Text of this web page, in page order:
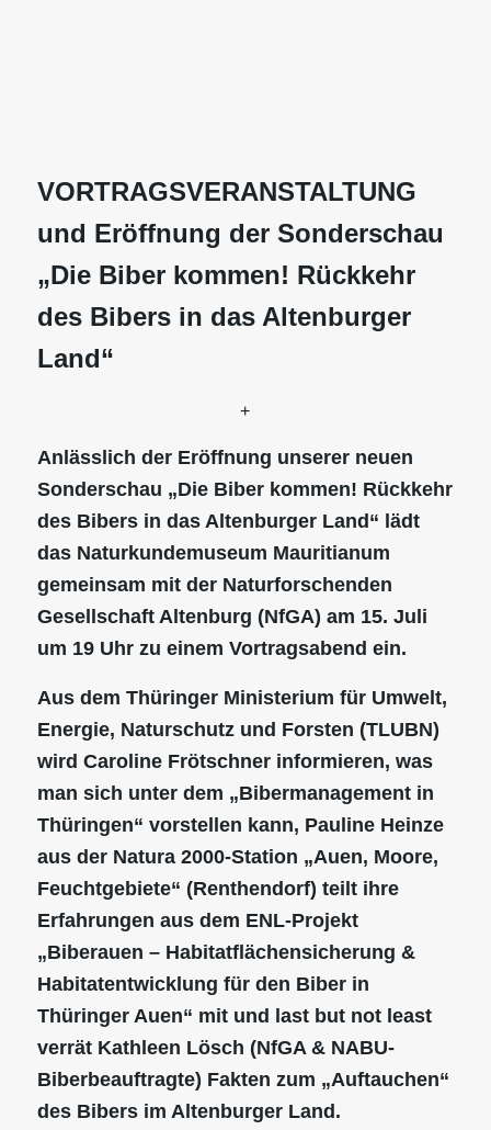
VORTRAGSVERANSTALTUNG
und Eröffnung der Sonderschau
„Die Biber kommen! Rückkehr
des Bibers in das Altenburger
Land“
+
Anlässlich der Eröffnung unserer neuen
Sonderschau „Die Biber kommen! Rückkehr
des Bibers in das Altenburger Land“ lädt
das Naturkundemuseum Mauritianum
gemeinsam mit der Naturforschenden
Gesellschaft Altenburg (NfGA) am 15. Juli
um 19 Uhr zu einem Vortragsabend ein.
Aus dem Thüringer Ministerium für Umwelt,
Energie, Naturschutz und Forsten (TLUBN)
wird Caroline Frötschner informieren, was
man sich unter dem „Bibermanagement in
Thüringen“ vorstellen kann, Pauline Heinze
aus der Natura 2000-Station „Auen, Moore,
Feuchtgebiete“ (Renthendorf) teilt ihre
Erfahrungen aus dem ENL-Projekt
„Biberauen – Habitatflächensicherung &
Habitatentwicklung für den Biber in
Thüringer Auen“ mit und last but not least
verrät Kathleen Lösch (NfGA & NABU-
Biberbeauftragte) Fakten zum „Auftauchen“
des Bibers im Altenburger Land.